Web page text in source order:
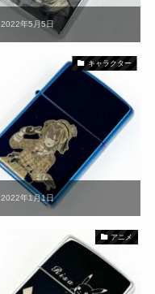
2022年5月5日
キャラクター
2022年1月1日
アニメ